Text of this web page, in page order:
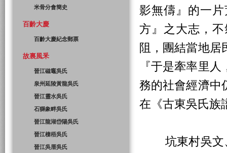
影無儔』的一
方』之大志，
阻，團結當地居
『于是牽率里
務的社會經濟中
在《古東吳氏族
坑東村吳文、
米骨分會簡史
百齡大慶
百齡大慶紀念郵票
故裏風釆
晉江磁竈吳氏
泉州延陵黃龍吳氏
晉江靈水吳氏
石獅象畔吳氏
晉江龍湖岱陽吳氏
晉江棲梧吳氏
晉江吳厝吳氏